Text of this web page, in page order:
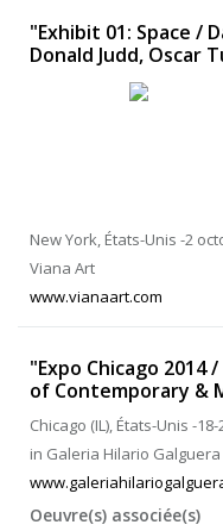
"Exhibit 01: Space /
Donald Judd, Oscar
New York, États-Unis -2
Viana Art
www.vianaart.com
"Expo Chicago
of Contemporary &
Chicago (IL), États-Unis -
in Galeria Hilario
Oeuvre(s) associée(s)